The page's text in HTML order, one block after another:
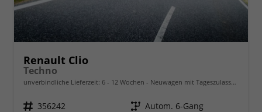
Renault Clio
Techno
unverbindliche Lieferzeit: 6 - 12 Wochen Neuwagen mit Tageszulassung
Fahrzeugnr. 356242 Getriebe Autom. 6-Gang